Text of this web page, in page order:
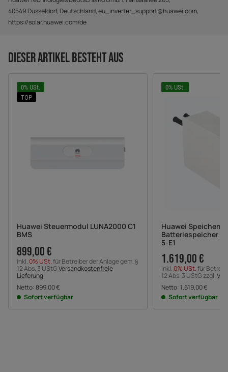
40549 Düsseldorf, Deutschland, eu_inverter_support@huawei.com,
https://solar.huawei.com/de
DIESER ARTIKEL BESTEHT AUS
0% USt.
TOP
Huawei Steuermodul LUNA2000 C1
BMS
899,00 €
inkl. 0% USt.für Betreiber der Anlage gem. §
12 Abs. 3 UStGVersandkostenfreie
Lieferung
Netto:899,00€
Sofort verfügbar
0% USt.
Huawei
Batteriespeicher
5-E1
1.619,00 €
inkl. 0% USt.für
12 Abs. 3 UStG zzgl.
Netto: 1.619,00€
Sofort verfügbar